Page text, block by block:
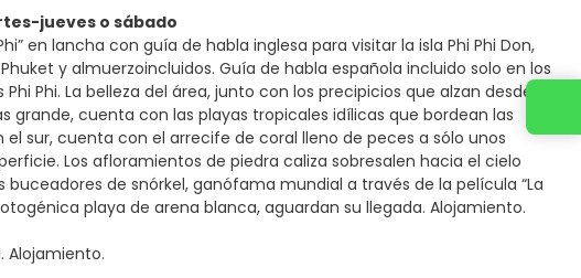
jueves o sábado
en lancha con guía de habla inglesa para visitar la isla Phi Phi Don,
y almuerzoincluidos. Guía de habla española incluido solo en los
Phi. La belleza del área, junto con los precipicios que alzan desde el
grande, cuenta con las playas tropicales idílicas que bordean las
sur, cuenta con el arrecife de coral lleno de peces a sólo unos
Los afloramientos de piedra caliza sobresalen hacia el cielo
de snórkel, ganófama mundial a través de la película “La
playa de arena blanca, aguardan su llegada. Alojamiento.
Alojamiento.